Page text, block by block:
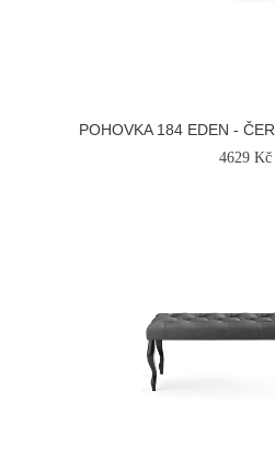
POHOVKA 184 EDEN -
4629 Kč